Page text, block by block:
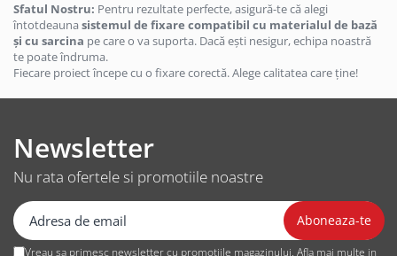
Huse si protectii pentru Oppo A15S
Huse si protectii pentru Oppo A16
Huse si protectii pentru Oppo A16s
Huse si protectii pentru Oppo A40
Huse si protectii pentru Oppo A5
5G
Huse si protectii pentru Oppo A5
Pro 5G
Huse si protectii pentru Oppo A54
Sfatul Nostru: Pentru rezultate perfecte, asigură-te că alegi
întotdeauna sistemul de fixare compatibil cu materialul de bază
și cu sarcina pe care o va suporta. Dacă ești nesigur, echipa noastră
te poate îndruma.
Fiecare proiect începe cu o fixare corectă. Alege calitatea care ține!
Newsletter
Nu rata ofertele si promotiile noastre
Vreau sa primesc newsletter cu promotiile magazinului. Afla mai multe in